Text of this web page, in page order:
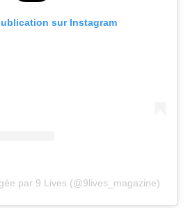
sur Instagram
par 9 Lives (@9lives_magazine)